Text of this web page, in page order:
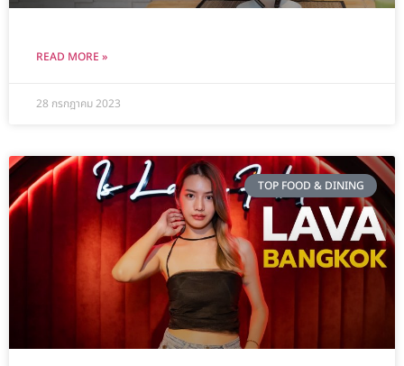
READ MORE »
28 กรกฎาคม 2023
TOP FOOD & DINING